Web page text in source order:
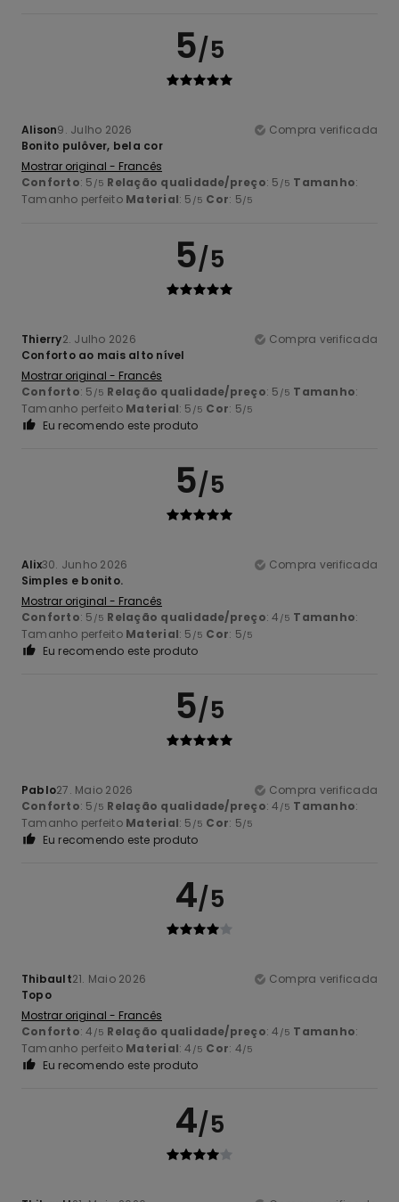
5/5
Alison9. Julho 2026
Compra verificada
Bonito pulôver, bela cor
Mostrar original - Francês
Conforto: 5 /5 Relação qualidade/preço: 5 /5 Tamanho:
Tamanho perfeito Material: 5 /5 Cor: 5/5
5/5
Thierry2. Julho 2026
Compra verificada
Conforto ao mais alto nível
Mostrar original - Francês
Conforto: 5 /5 Relação qualidade/preço: 5 /5 Tamanho:
Tamanho perfeito Material: 5 /5 Cor: 5/5
Eu recomendo este produto
5/5
Alix30. Junho 2026
Compra verificada
Simples e bonito.
Mostrar original - Francês
Conforto: 5 /5 Relação qualidade/preço: 4 /5 Tamanho:
Tamanho perfeito Material: 5 /5 Cor: 5/5
Eu recomendo este produto
5/5
Pablo27. Maio 2026
Compra verificada
Conforto: 5 /5 Relação qualidade/preço: 4 /5 Tamanho:
Tamanho perfeito Material: 5 /5 Cor: 5/5
Eu recomendo este produto
4/5
Thibault21. Maio 2026
Compra verificada
Topo
Mostrar original - Francês
Conforto: 4 /5 Relação qualidade/preço: 4 /5 Tamanho:
Tamanho perfeito Material: 4 /5 Cor: 4/5
Eu recomendo este produto
4/5